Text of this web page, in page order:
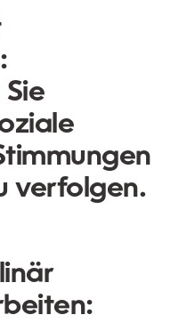
verfolgen.